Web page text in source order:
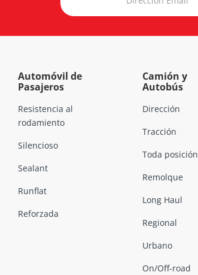
Automóvil de
Pasajeros
Resistencia al
rodamiento
Silencioso
Sealant
Runflat
Reforzada
Camión y
Autobús
Dirección
Tracción
Toda posición
Remolque
Long Haul
Regional
Urbano
On/Off-road